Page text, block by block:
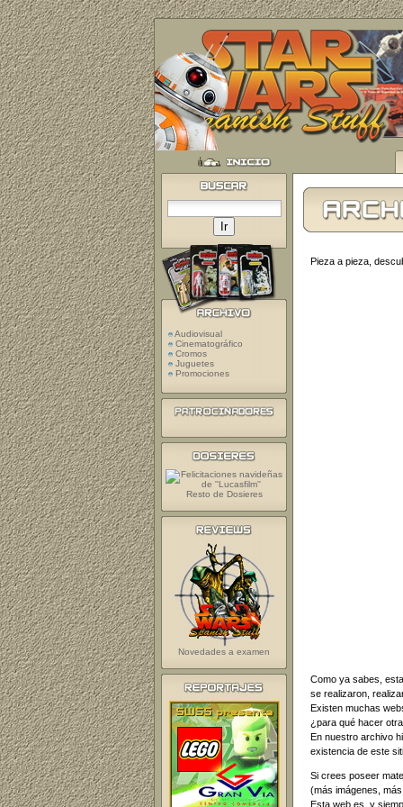
Pieza a pieza,
Como ya sabes,
se realizaron,
Existen muchas
¿para qué hacer
En nuestro archivo
existencia de este
Si crees poseer
(más imágenes,
Esta web es, y
Audiovisual
Cinematográfico
Cromos
Juguetes
Promociones
Resto de Dosieres
Novedades a examen